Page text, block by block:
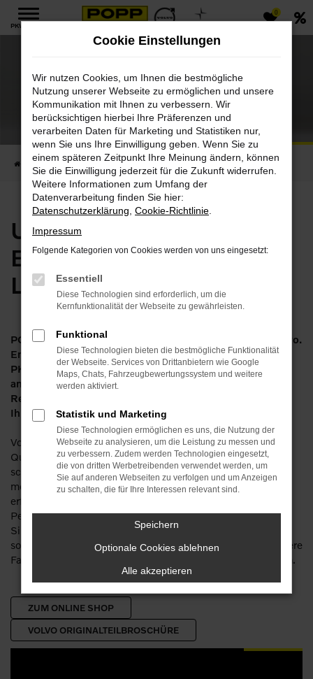
Zum
Hauptinhalt
PKW MENÜ
0
Volvo Originalteile
Damit Ihr Volvo ein Original bleibt
Startseite PKW Ersatzteile & Zubehör Volvo Originalteile
Unsere Volvo Orignal
Ersatzteile -
Lebenslange Garantie
POPP Fahrzeugbau ist seit vielen Jahren Partner von Volvo.
Entsprechend versteht sich von selbst, dass wir auch im
PKW-Bereich ausschließlich Volvo Original Ersatzteile
anbieten. Wir stellen auf diese Weise sicher, dass jede
Reparatur ohne Probleme über die Bühne geht, verkaufen
Ihnen die Teile aber gerne auch für den Selbsteinbau.
Volvo Originalteile zeichnen sich durch eine exzellente
Qualität aus und wurde eigens für die Modelle des
schwedischen Herstellers konzipiert. Auf den ersten Blick
mögen zwar auch andere Ersatzteile denselben Zweck
erfüllen, doch aus unserer Erfahrung und in langfristiger
Perspektive macht das Setzen auf Originalware in der Tat
Sinn. Wir beliefern natürlich nicht nur die aktuellen Modelle,
sondern haben immer auch Volvo Original Ersatzteile für ältere
Fahrzeuge für Sie auf Lager. Fragen Sie jederzeit gerne nach.
ZUM ONLINE SHOP
VOLVO ORIGINALTEILBROSCHÜRE
Cookie Einstellungen
Wir nutzen Cookies, um Ihnen die bestmögliche
Nutzung unserer Webseite zu ermöglichen und unsere
Kommunikation mit Ihnen zu verbessern. Wir
berücksichtigen hierbei Ihre Präferenzen und
verarbeiten Daten für Marketing und Statistiken nur,
wenn Sie uns Ihre Einwilligung geben. Wenn Sie zu
einem späteren Zeitpunkt Ihre Meinung ändern, können
Sie die Einwilligung jederzeit für die Zukunft widerrufen.
Weitere Informationen zum Umfang der
Datenverarbeitung finden Sie hier:
Datenschutzerklärung Cookie-Richtlinie
Impressum
Folgende Kategorien von Cookies werden von uns eingesetzt:
Essentiell
Diese Technologien sind erforderlich, um die
Kernfunktionalität der Webseite zu gewährleisten.
Funktional
Diese Technologien bieten die bestmögliche Funktionalität
der Webseite. Services von Drittanbietern wie Google
Maps, Chats, Fahrzeugbewertungssystem und weitere
werden aktiviert.
Statistik und Marketing
Diese Technologien ermöglichen es uns, die Nutzung der
Webseite zu analysieren, um die Leistung zu messen und
zu verbessern. Zudem werden Technologien eingesetzt,
die von dritten Werbetreibenden verwendet werden, um
Sie auf anderen Webseiten zu verfolgen und um Anzeigen
zu schalten, die für Ihre Interessen relevant sind.
Speichern
Optionale Cookies ablehnen
Alle akzeptieren